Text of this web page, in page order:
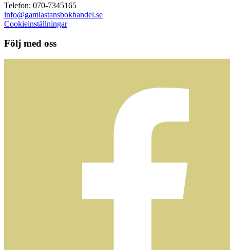
Telefon: 070-7345165
info@gamlastansbokhandel.se
Cookieinställningar
Följ med oss